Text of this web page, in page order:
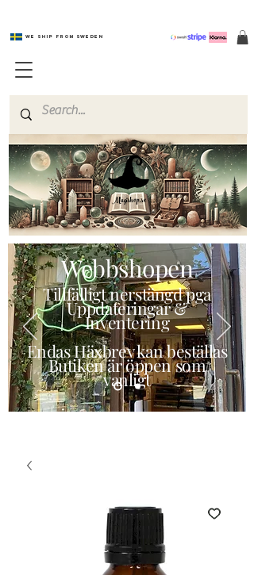
We ship from Sweden
Magishop.se
Webbshopen
Tillfälligt nerstängd pga
Uppdateringar &
Inventering
Endas Häxbrev kan beställas
Butiken är öppen som
vanligt